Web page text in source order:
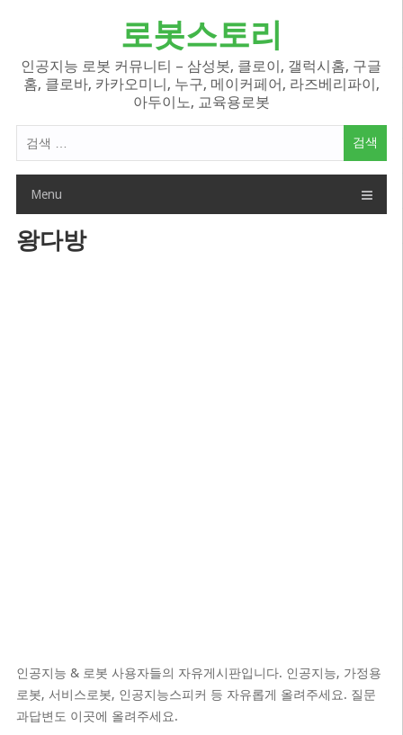
로봇스토리
인공지능 로봇 커뮤니티 – 삼성봇, 클로이, 갤럭시홈, 구글
홈, 클로바, 카카오미니, 누구, 메이커페어, 라즈베리파이,
아두이노, 교육용로봇
색
Menu
왕다방
인공지능 & 로봇 사용자들의 자유게시판입니다. 인공지능, 가정용
로봇, 서비스로봇, 인공지능스피커 등 자유롭게 올려주세요. 질문
과답변도 이곳에 올려주세요.